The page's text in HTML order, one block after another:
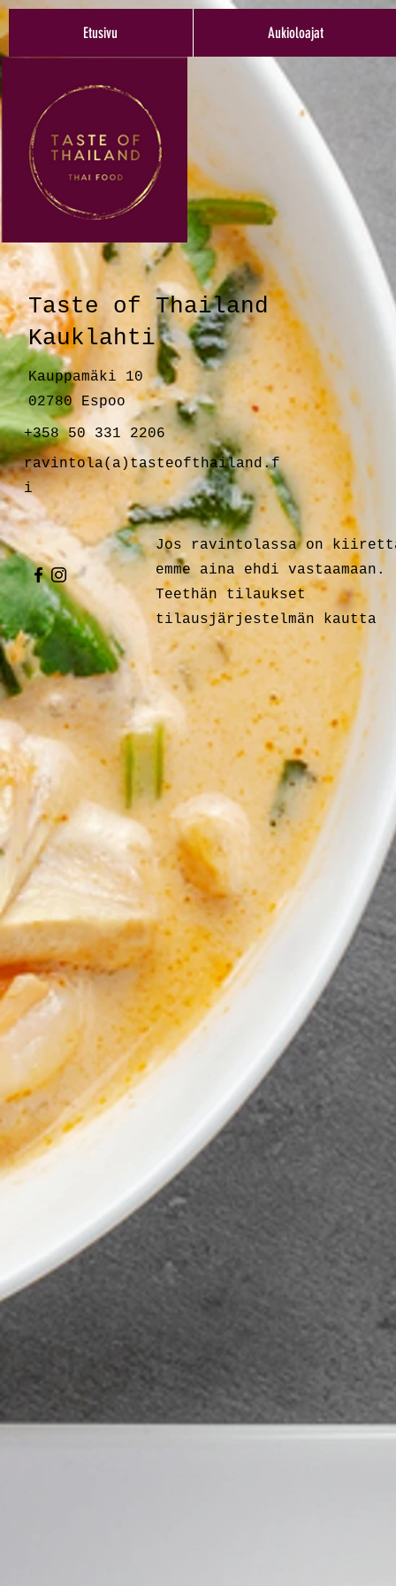
Etusivu Aukioloajat
Taste of Thailand
Kauklahti
Kauppamäki 10
02780 Espoo
+358 50 331 2206
ravintola(a)tasteofthailand.f
i
Jos ravintolassa on
emme aina ehdi vastaamaan.
Teethän tilaukset
tilausjärjestelmän kautta